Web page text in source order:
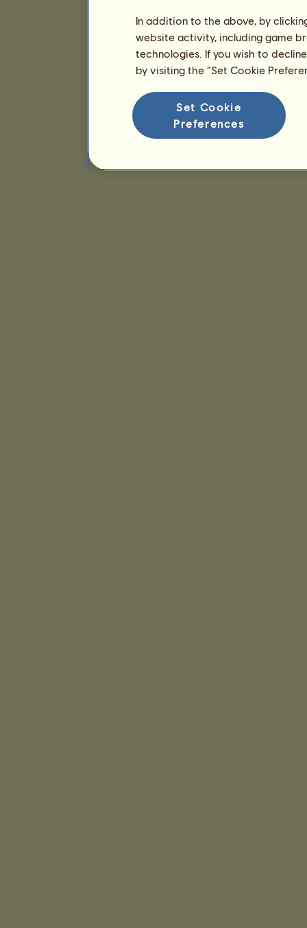
In addition to the above, by
website activity, including game
technologies. If you wish to
by visiting the “Set Cookie
Set Cookie
Preferences